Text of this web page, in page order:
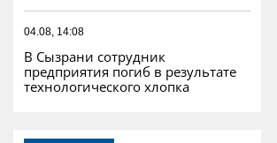
04.08, 14:08
В Сызрани сотрудник
предприятия погиб в результате
технологического хлопка